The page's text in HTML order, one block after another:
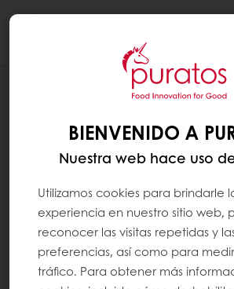
NUESTRO COMPROMISO CON LA
BIENVENIDO A
Nuestra web hace uso
Utilizamos cookies para brindarle
experiencia en nuestro sitio web,
reconocer las visitas repetidas y
preferencias, así como para
tráfico. Para obtener más